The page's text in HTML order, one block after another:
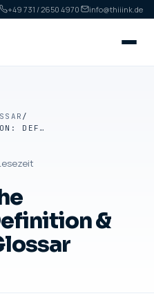
+49 731 / 2650 4970· info@thiiink.de
/
KONTINUIERLICHE INTEGRATION: DEFINITION & ERKLÄRUNG — GLOSSAR
&